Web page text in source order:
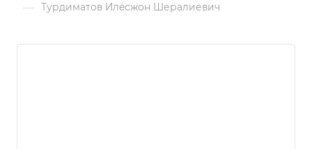
— Турдиматов Илëсжон Шералиевич